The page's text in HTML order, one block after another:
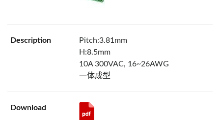
Pitch:3.81mm
H:8.5mm
10A 300VAC, 16~26AWG
一体成型